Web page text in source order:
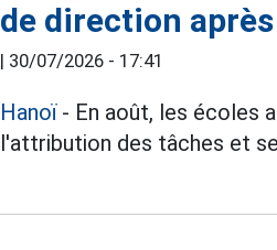
de direction
| 30/07/2026 - 17:41
Hanoï- En août, les écoles
l'attribution des tâches et